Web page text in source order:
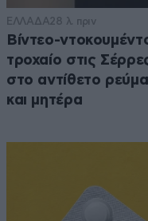
ΕΛΛΑΔΑ28 λ. πριν
Βίντεο-
τροχαίο στις
στο αντίθετο
και μητέρα